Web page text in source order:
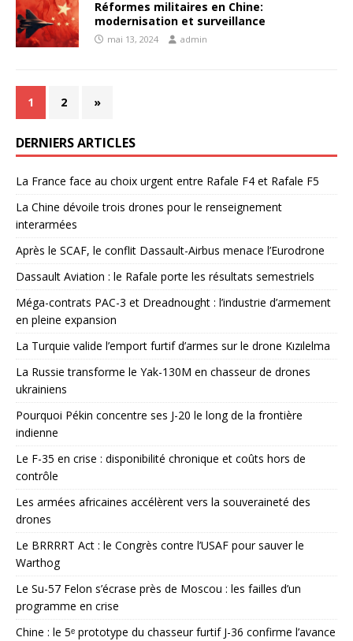
Réformes militaires en Chine:
modernisation et surveillance
mai 13, 2024 admin
1 2 »
DERNIERS ARTICLES
La France face au choix urgent entre Rafale F4 et Rafale F5
La Chine dévoile trois drones pour le renseignement
interarmées
Après le SCAF, le conflit Dassault-Airbus menace l’Eurodrone
Dassault Aviation : le Rafale porte les résultats semestriels
Méga-contrats PAC-3 et Dreadnought : l’industrie d’armement
en pleine expansion
La Turquie valide l’emport furtif d’armes sur le drone Kızılelma
La Russie transforme le Yak-130M en chasseur de drones
ukrainiens
Pourquoi Pékin concentre ses J-20 le long de la frontière
indienne
Le F-35 en crise : disponibilité chronique et coûts hors de
contrôle
Les armées africaines accélèrent vers la souveraineté des
drones
Le BRRRRT Act : le Congrès contre l’USAF pour sauver le
Warthog
Le Su-57 Felon s’écrase près de Moscou : les failles d’un
programme en crise
Chine : le 5ᵉ prototype du chasseur furtif J-36 confirme l’avance